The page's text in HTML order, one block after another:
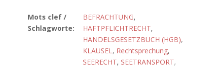
Mots clef /
Schlagworte:
BEFRACHTUNG,
HAFTPFLICHTRECHT,
HANDELSGESETZBUCH (HGB),
KLAUSEL, Rechtsprechung,
SEERECHT, SEETRANSPORT,